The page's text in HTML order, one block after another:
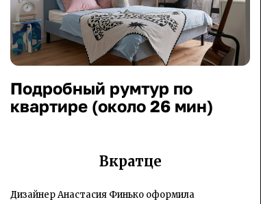
Подробный румтур по
квартире (около 26 мин)
Вкратце
Дизайнер Анастасия Финько оформила